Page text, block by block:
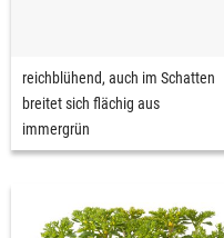
reichblühend, auch im Schatten
breitet sich flächig aus
immergrün